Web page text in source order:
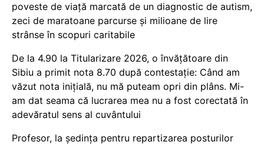
poveste de viață marcată de un diagnostic de autism,
zeci de maratoane parcurse și milioane de lire
strânse în scopuri caritabile
De la 4.90 la Titularizare 2026, o învățătoare din
Sibiu a primit nota 8.70 după contestație: Când am
văzut nota inițială, nu mă puteam opri din plâns. Mi-
am dat seama că lucrarea mea nu a fost corectată în
adevăratul sens al cuvântului
Profesor, la ședința pentru repartizarea posturilor